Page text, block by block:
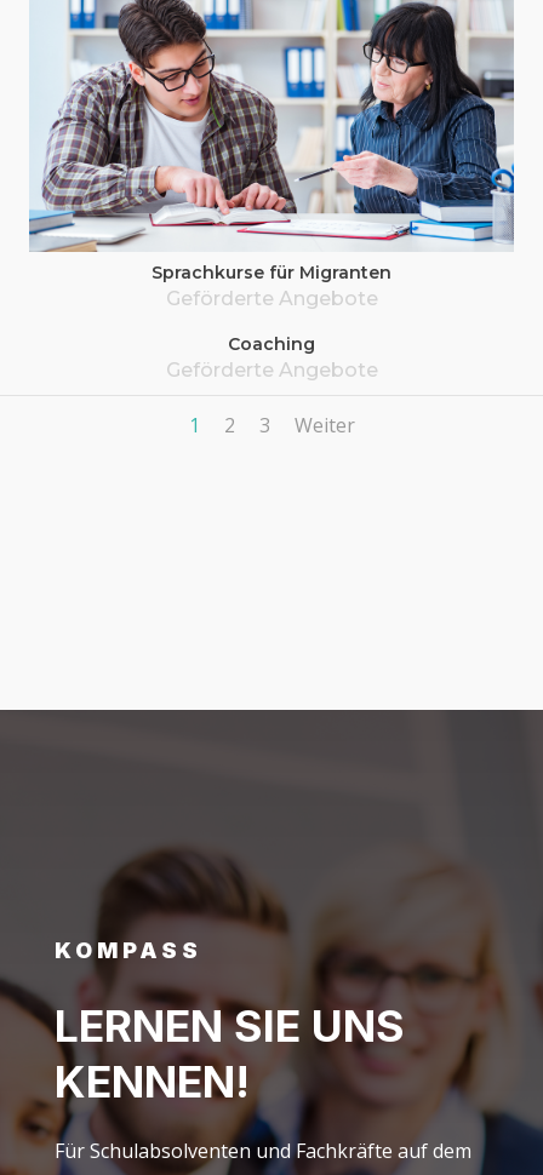
Sprach­kur­se für Migranten
Geför­der­te Angebote
Coa­ching
Geför­der­te Angebote
1 2 3 Weiter
KOM­PASS
LER­NEN SIE UNS
KENNEN!
Für Schul­ab­sol­ven­ten und Fach­kräf­te auf dem